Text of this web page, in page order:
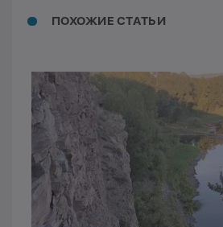
ПОХОЖИЕ СТАТЬИ